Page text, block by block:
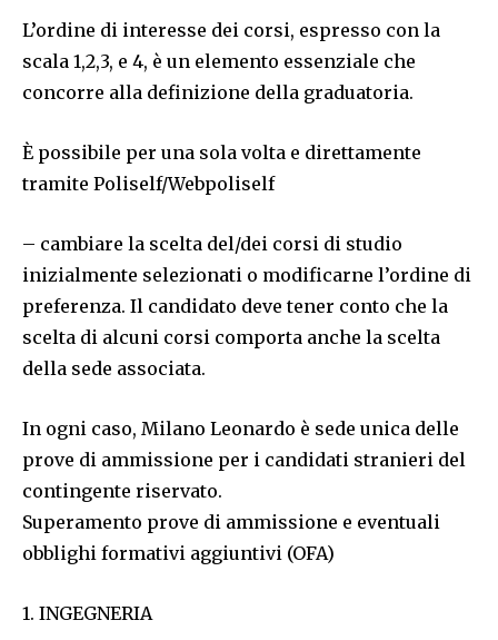
L’ordine di interesse dei corsi, espresso con la
scala 1,2,3, e 4, è un elemento essenziale che
concorre alla definizione della graduatoria.
È possibile per una sola volta e direttamente
tramite Poliself/Webpoliself
– cambiare la scelta del/dei corsi di studio
inizialmente selezionati o modificarne l’ordine di
preferenza. Il candidato deve tener conto che la
scelta di alcuni corsi comporta anche la scelta
della sede associata.
In ogni caso, Milano Leonardo è sede unica delle
prove di ammissione per i candidati stranieri del
contingente riservato.
Superamento prove di ammissione e eventuali
obblighi formativi aggiuntivi (OFA)
1. INGEGNERIA